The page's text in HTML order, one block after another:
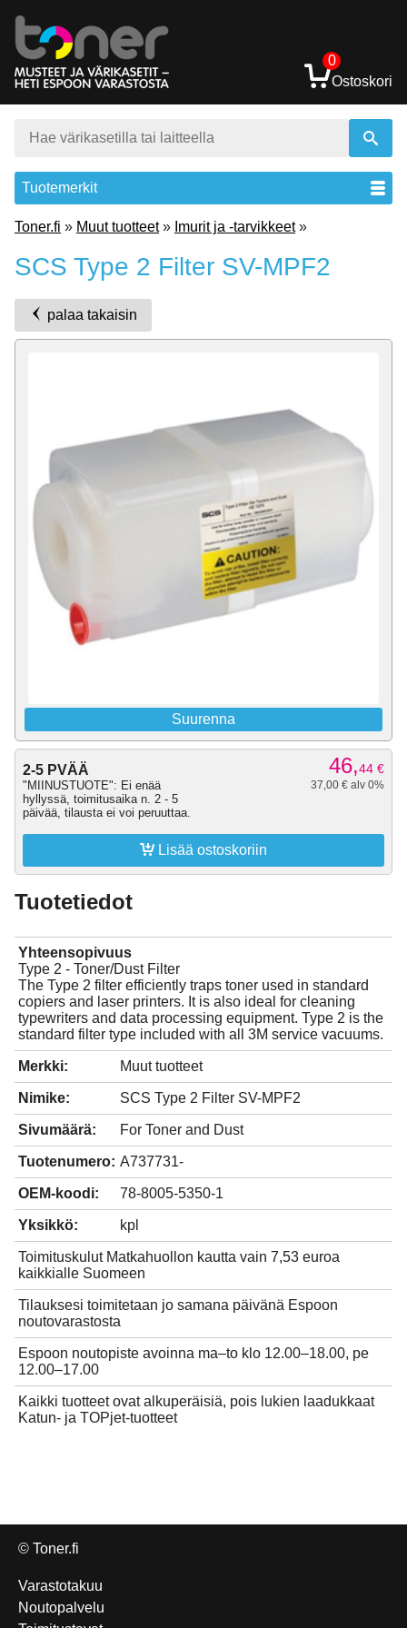
0
Ostoskori
Tuotemerkit
Toner.fi » Muut tuotteet» Imurit ja -tarvikkeet»
SCS Type 2 Filter SV-MPF2
palaa takaisin
Suurenna
2-5 PVÄÄ
"MIINUSTUOTE": Ei enää
hyllyssä, toimitusaika n. 2 - 5
päivää, tilausta ei voi peruuttaa.
46,44 €
37,00 € alv 0%
 Lisää ostoskoriin
Tuotetiedot
Yhteensopivuus
Type 2 - Toner/Dust Filter
The Type 2 filter efficiently traps toner used in standard
copiers and laser printers. It is also ideal for cleaning
typewriters and data processing equipment. Type 2 is the
standard filter type included with all 3M service vacuums.
Merkki: Muut tuotteet
Nimike: SCS Type 2 Filter SV-MPF2
Sivumäärä: For Toner and Dust
Tuotenumero: A737731-
OEM-koodi: 78-8005-5350-1
Yksikkö: kpl
Toimituskulut Matkahuollon kautta vain 7,53 euroa
kaikkialle Suomeen
Tilauksesi toimitetaan jo samana päivänä Espoon
noutovarastosta
Espoon noutopiste avoinna ma–to klo 12.00–18.00, pe
12.00–17.00
Kaikki tuotteet ovat alkuperäisiä, pois lukien laadukkaat
Katun- ja TOPjet-tuotteet
© Toner.fi
Varastotakuu
Noutopalvelu